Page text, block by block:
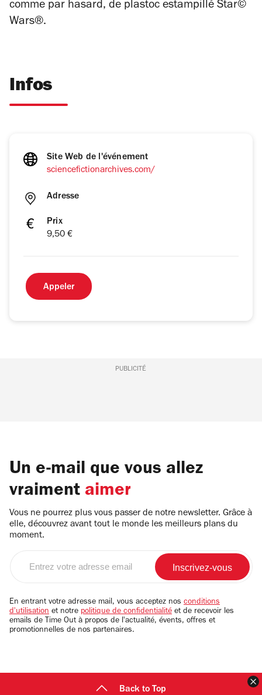
comme par hasard, de plastoc estampillé Star©
Wars®.
Infos
Site Web de l'événement
sciencefictionarchives.com/
Adresse
Prix
9,50 €
Appeler
PUBLICITÉ
Un e-mail que vous allez
vraiment aimer
Vous ne pourrez plus vous passer de notre newsletter. Grâce à
elle, découvrez avant tout le monde les meilleurs plans du
moment.
email
En entrant votre adresse mail, vous acceptez nos conditions
d'utilisation et notre politique de confidentialité et de recevoir les
emails de Time Out à propos de l'actualité, évents, offres et
promotionnelles de nos partenaires.
Back to Top